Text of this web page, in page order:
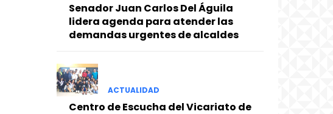
Senador Juan Carlos Del Águila
lidera agenda para atender las
demandas urgentes de alcaldes
ACTUALIDAD
Centro de Escucha del Vicariato de